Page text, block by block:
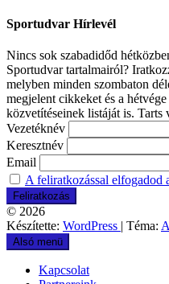
Sportudvar Hírlevél
Nincs sok szabadidőd
Sportudvar tartalmairól?
melyben minden szombaton
megjelent cikkeket és a
közvetítéseinek listáját is. Tarts
Vezetéknév
Keresztnév
Email
A feliratkozással elfogadod
© 2026
Készítette: WordPress | Téma:
Alsó menü
Kapcsolat